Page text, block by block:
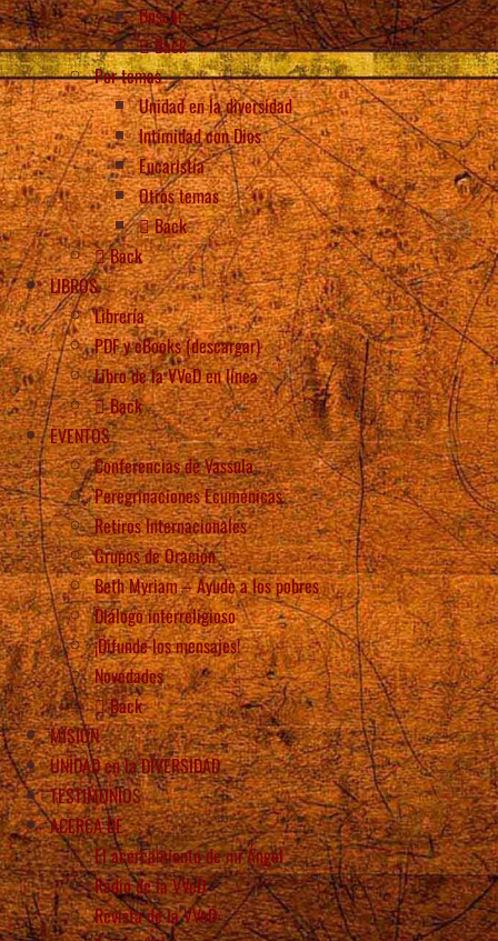
Buscar
Back
Por temas
Unidad en la diversidad
Intimidad con Dios
Eucaristía
Otros temas
Back
Back
LIBROS
Librería
PDF y eBooks (descargar)
Libro de la VVeD en línea
Back
EVENTOS
Conferencias de Vassula
Peregrinaciones Ecuménicas
Retiros Internacionales
Grupos de Oración
Beth Myriam – Ayude a los pobres
Diálogo interreligioso
¡Difunde los mensajes!
Novedades
Back
MISIÓN
UNIDAD en la DIVERSIDAD
TESTIMONIOS
ACERCA DE
El acercamiento de mi Ángel
Radio de la VVeD
Revista de la VVeD